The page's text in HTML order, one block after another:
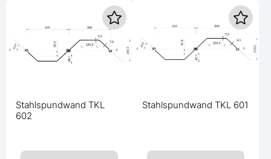
Stahlspundwand TKL
602
Stahlspundwand TKL 601